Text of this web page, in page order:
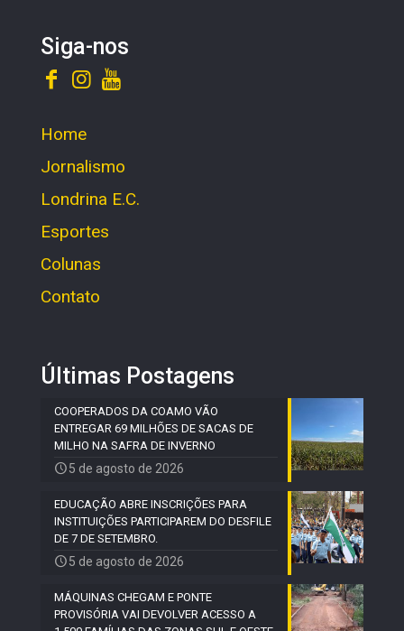
Siga-nos
Home
Jornalismo
Londrina E.C.
Esportes
Colunas
Contato
Últimas Postagens
COOPERADOS DA COAMO VÃO
ENTREGAR 69 MILHÕES DE SACAS DE
MILHO NA SAFRA DE INVERNO
5 de agosto de 2026
EDUCAÇÃO ABRE INSCRIÇÕES PARA
INSTITUIÇÕES PARTICIPAREM DO DESFILE
DE 7 DE SETEMBRO.
5 de agosto de 2026
MÁQUINAS CHEGAM E PONTE
PROVISÓRIA VAI DEVOLVER ACESSO A